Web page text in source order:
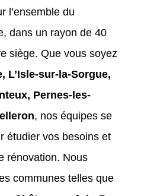
l’ensemble du
dans un rayon de 40
siège. Que vous soyez
L’Isle-sur-la-Sorgue,
Pernes-les-
, nos équipes se
étudier vos besoins et
rénovation. Nous
communes telles que